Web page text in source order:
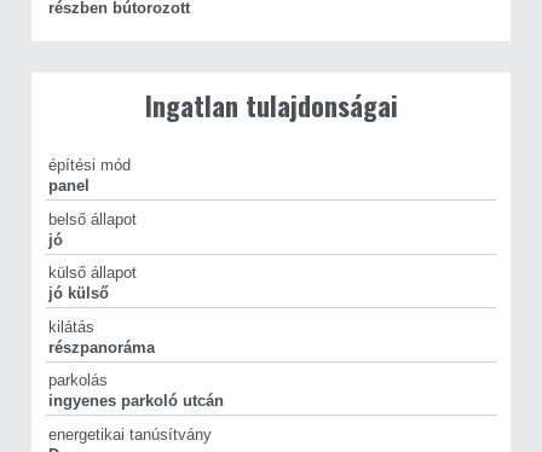
részben bútorozott
Ingatlan tulajdonságai
építési mód
panel
belső állapot
jó
külső állapot
jó külső
kilátás
részpanoráma
parkolás
ingyenes parkoló utcán
energetikai tanúsítvány